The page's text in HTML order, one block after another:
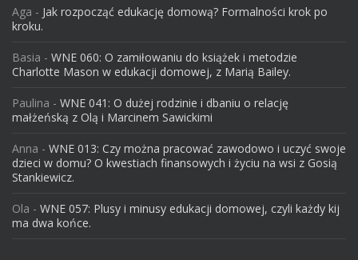
Aga - Jak rozpocząć edukację domową? Formalności krok po
kroku.
Basia - WNE 060: O zamiłowaniu do książek i metodzie
Charlotte Mason w edukacji domowej, z Marią Bailey.
Paulina - WNE 041: O dużej rodzinie i dbaniu o relację
małżeńską z Olą i Marcinem Sawickimi
Anna - WNE 013: Czy można pracować zawodowo i uczyć swoje
dzieci w domu? O kwestiach finansowych i życiu na wsi z Gosią
Stankiewicz.
Ola - WNE 057: Plusy i minusy edukacji domowej, czyli każdy kij
ma dwa końce.